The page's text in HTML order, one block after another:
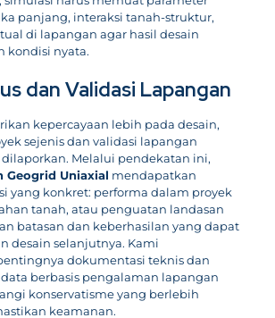
panjang, interaksi tanah-struktur,
di lapangan agar hasil desain
kondisi nyata.
dan Validasi Lapangan
kepercayaan lebih pada desain,
sejenis dan validasi lapangan
Melalui pendekatan ini,
Geogrid Uniaxial mendapatkan
yang konkret: performa dalam proyek
tanah, atau penguatan landasan
batasan dan keberhasilan yang dapat
desain selanjutnya. Kami
dokumentasi teknis dan
berbasis pengalaman lapangan
konservatisme yang berlebih
keamanan.